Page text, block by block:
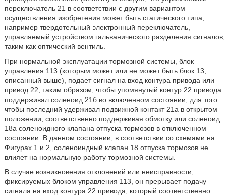
переключатель 21 в соответствии с другим вариантом
осуществления изобретения может быть статического типа,
например твердотельный электронный переключатель,
управляемый устройством гальванического разделения сигналов,
таким как оптический вентиль.
При нормальной эксплуатации тормозной системы, блок
управления 113 (которым может или не может быть блок 13,
описанный выше), подает сигнал на вход контура привода или
привод 22, таким образом, чтобы упомянутый контур 22 привода
поддерживал соленоид 21б во включенном состоянии, для того
чтобы последний удерживал подвижной контакт 21а в открытом
положении, соответственно поддерживая обмотку или соленоид
18а соленоидного клапана отпуска тормозов в отключенном
состоянии. В данном состоянии, в соответствии со схемами на
Фигурах 1 и 2, соленоиндный клапан 18 отпуска тормозов не
влияет на нормальную работу тормозной системы.
В случае возникновения отклонений или неисправности,
фиксируемых блоком управления 113, он прерывает подачу
сигнала на вход контура 22 привода, который соответственно